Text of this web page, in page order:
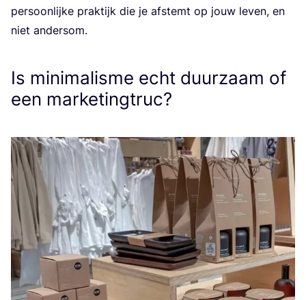
per­soon­lij­ke prak­tijk die je afstemt op jouw leven, en
niet andersom.
Is minimalisme echt duurzaam of
een marketingtruc?